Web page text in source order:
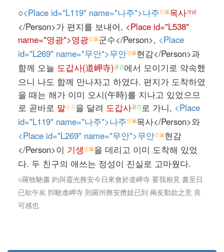
○<Place id="L119" name="나주">나주인물목사개념
</Person>가 편지를 보내어, <Place id="L538"
name="영광">영광인물군수</Person>, <Place
id="L269" name="무안">무안인물현감</Person>과
함께 오늘 도갑사(道岬寺)공간에서 모이기로 약속했
으니 나도 함께 만나자고 하였다. 편지가 도착하였
을 때는 해가 이미 오시(午時)를 지나고 있었으므
로 곧바로 말물품을 달려 도갑사공간로 가니, <Place
id="L119" name="나주">나주인물목사</Person>와
<Place id="L269" name="무안">무안인물현감
</Person>이 기생 인물을 데리고 이미 도착해 있었
다. 두 친구의 애쓰는 정성이 진실로 고마웠다.
○羅牧馳書 約與靈光務安今日來會於道岬寺 要我相見 書至日
已欹午矣 卽馳進岬寺 則羅州務安携妓已到 兩友勤款之意 良
可感也